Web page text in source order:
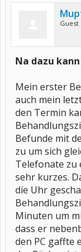
Guest
Na dazu
Mein erster
auch mein
den Termin
Befunde mit
zu um sich
Telefonate zu
sehr kurzes.
díe Uhr
Minuten um
dass er
den PC gaffte